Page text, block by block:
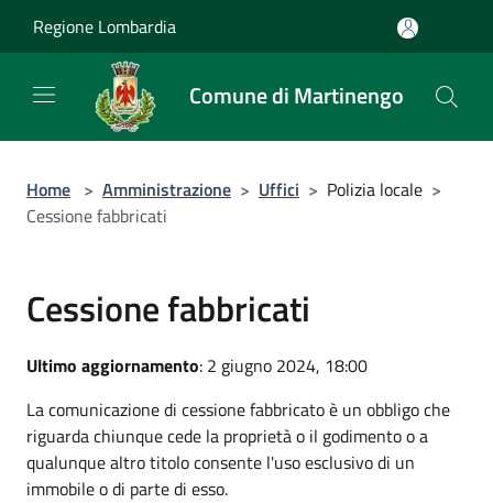
Regione Lombardia
Comune di Martinengo
Home > Amministrazione > Uffici > Polizia locale >
Cessione fabbricati
Cessione fabbricati
Ultimo aggiornamento: 2 giugno 2024, 18:00
La comunicazione di cessione fabbricato è un obbligo che
riguarda chiunque cede la proprietà o il godimento o a
qualunque altro titolo consente l'uso esclusivo di un
immobile o di parte di esso.